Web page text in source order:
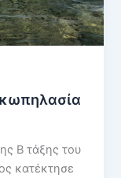
Β τάξης του
κατέκτησε